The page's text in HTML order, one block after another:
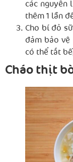
các nguyên
thêm 1 lần
Cho bí đỏ
đảm bảo
có thể tắt
Cháo thịt